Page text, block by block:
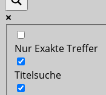
Nur Exakte Treffer
Titelsuche